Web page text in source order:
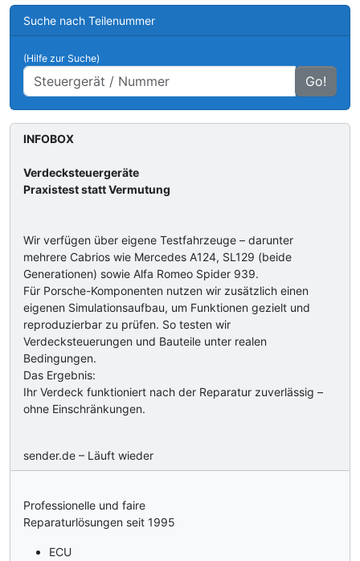
Suche nach Teilenummer
(Hilfe zur Suche)
Go!
INFOBOX
Verdecksteuergeräte
Praxistest statt Vermutung
Wir verfügen über eigene Testfahrzeuge – darunter
mehrere Cabrios wie Mercedes A124, SL129 (beide
Generationen) sowie Alfa Romeo Spider 939.
Für Porsche-Komponenten nutzen wir zusätzlich einen
eigenen Simulationsaufbau, um Funktionen gezielt und
reproduzierbar zu prüfen. So testen wir
Verdecksteuerungen und Bauteile unter realen
Bedingungen.
Das Ergebnis:
Ihr Verdeck funktioniert nach der Reparatur zuverlässig –
ohne Einschränkungen.
sender.de – Läuft wieder
Professionelle und faire
Reparaturlösungen seit 1995
ECU